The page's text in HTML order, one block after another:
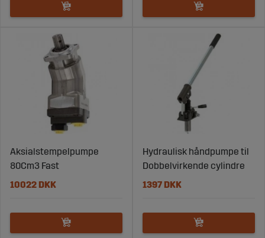
Aksialstempelpumpe
80Cm3 Fast
10022 DKK
Hydraulisk håndpumpe til
Dobbelvirkende cylindre
1397 DKK